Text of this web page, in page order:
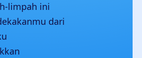
limpah ini
dari